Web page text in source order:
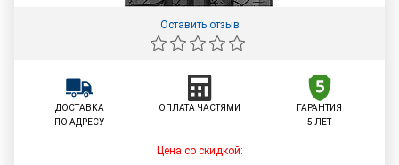
Оставить отзыв
ДОСТАВКА
ПО АДРЕСУ
ОПЛАТА ЧАСТЯМИ
ГАРАНТИЯ
5 ЛЕТ
Цена со скидкой: